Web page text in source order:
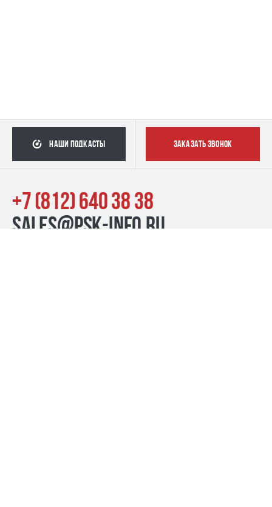
заказать звонок
наши подкасты
+7 (812) 640 38 38
sales@psk-info.ru